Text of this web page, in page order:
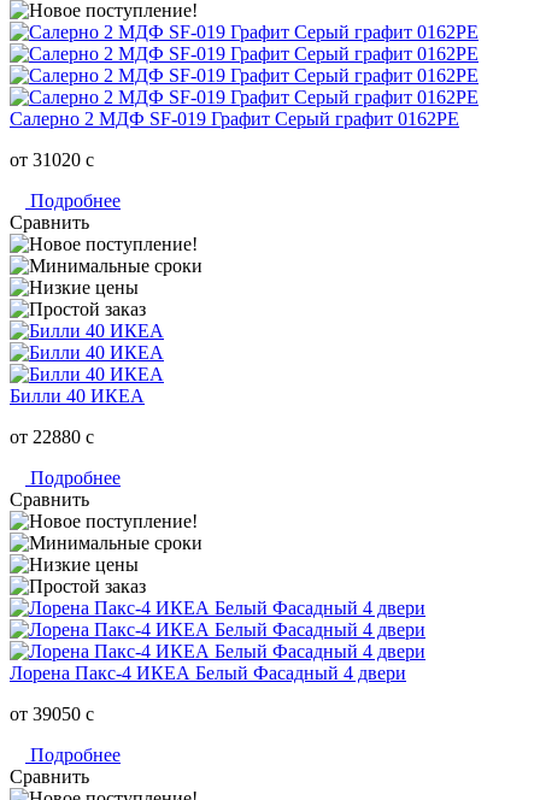
Салерно 2 МДФ SF-019 Графит Серый графит 0162РЕ
от 31020 c
Подробнее
Сравнить
Билли 40 ИКЕА
от 22880 c
Подробнее
Сравнить
Лорена Пакс-4 ИКЕА Белый Фасадный 4 двери
от 39050 c
Подробнее
Сравнить